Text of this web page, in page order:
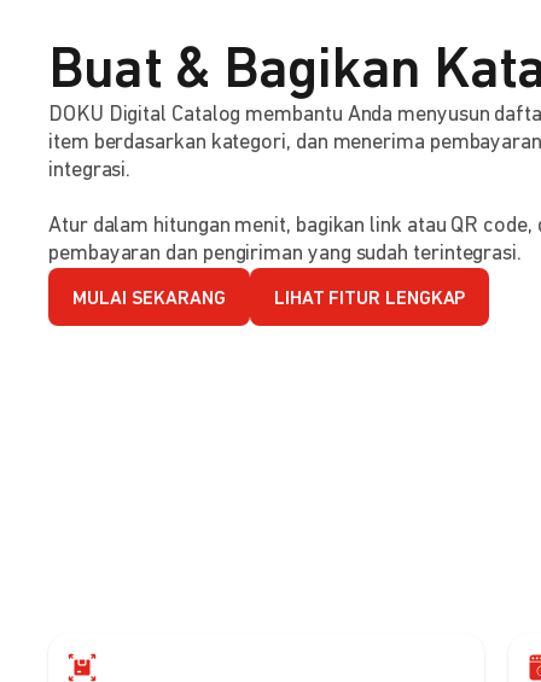
Buat & Bagikan
DOKU Digital Catalog membantu Anda menyusun
item berdasarkan kategori, dan menerima
integrasi.
Atur dalam hitungan menit, bagikan link atau QR
pembayaran dan pengiriman yang sudah terintegrasi.
MULAI SEKARANG LIHAT FITUR LENGKAP